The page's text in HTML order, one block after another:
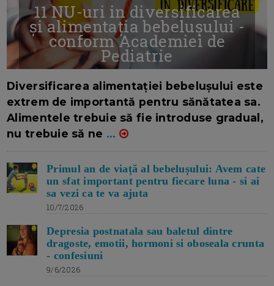
11 NU-uri in diversificarea
și alimentația bebelușului -
conform Academiei de
Pediatrie
Diversificarea alimentației bebelușului este
extrem de importantă pentru sănătatea sa.
Alimentele trebuie să fie introduse gradual,
nu trebuie să ne ...
Primul an de viață al bebelușului: Avem cate
un sfat important pentru fiecare luna - si ai
sa vezi ca te va ajuta
10/7/2026
Depresia postnatala sau baletul dintre
dragoste, emotii, hormoni si oboseala crunta
- confesiuni
9/6/2026